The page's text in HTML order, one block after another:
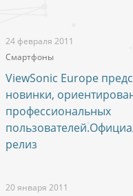
24 февраля 2011
Смартфоны
ViewSonic Europe
новинки,
профессиональных
релиз
20 января 2011